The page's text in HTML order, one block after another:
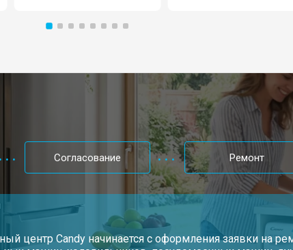
Согласование Ремонт
центр Candy начинается с оформления заявки на